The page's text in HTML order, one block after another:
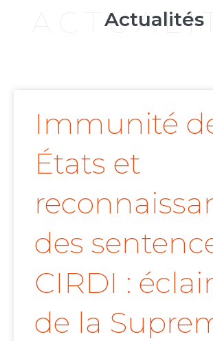
Actualités
Immunité
États et
des
CIRDI :
de la